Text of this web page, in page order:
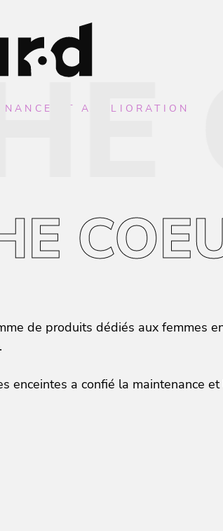
ET AMÉLIORATION
de produits dédiés aux femmes
enceintes a confié la maintenance